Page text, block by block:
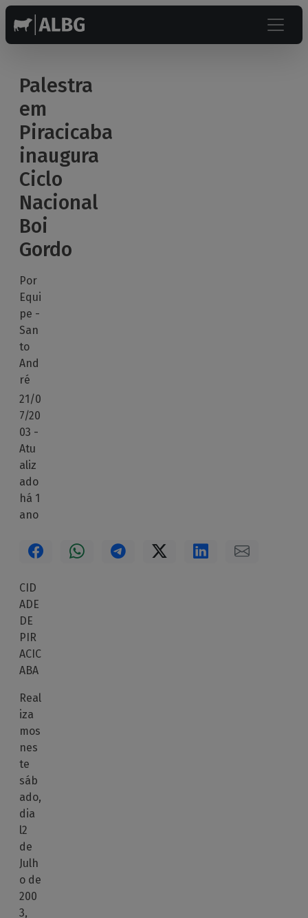
Palestra
em
Piracicaba
inaugura
Ciclo
Nacional
Boi
Gordo
Por
Equi
pe -
San
to
And
ré
21/0
7/20
03 -
Atu
aliz
ado
há 1
ano
CID
ADE
DE
PIR
ACIC
ABA
Real
iza
mos
nes
te
sáb
ado,
dia
l2
de
Julh
o de
200
3,